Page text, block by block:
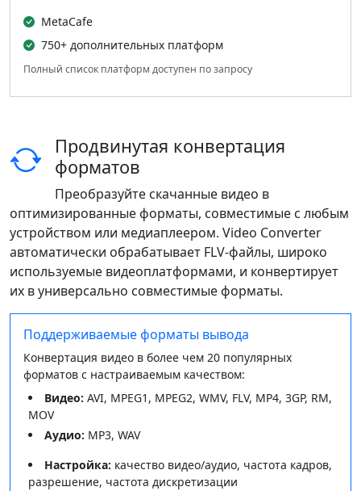
MetaCafe
750+ дополнительных платформ
Полный список платформ доступен по запросу
Продвинутая конвертация
форматов
Преобразуйте скачанные видео в
оптимизированные форматы, совместимые с любым
устройством или медиаплеером. Video Converter
автоматически обрабатывает FLV-файлы, широко
используемые видеоплатформами, и конвертирует
их в универсально совместимые форматы.
Поддерживаемые форматы вывода
Конвертация видео в более чем 20 популярных
форматов с настраиваемым качеством:
Видео: AVI, MPEG1, MPEG2, WMV, FLV, MP4, 3GP, RM,
MOV
Аудио: MP3, WAV
Настройка: качество видео/аудио, частота кадров,
разрешение, частота дискретизации